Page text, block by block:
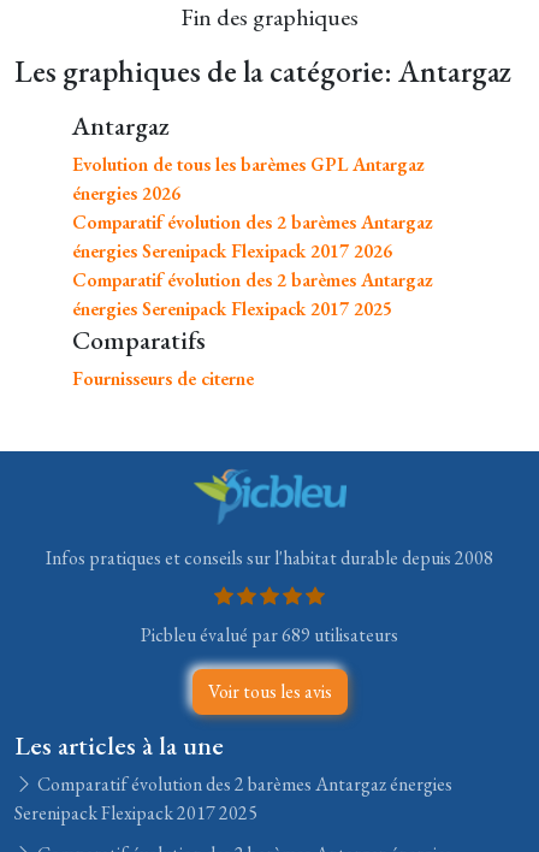
Fin des graphiques
Les graphiques de la catégorie: Antargaz
Antargaz
Evolution de tous les barèmes GPL Antargaz
énergies 2026
Comparatif évolution des 2 barèmes Antargaz
énergies Serenipack Flexipack 2017 2026
Comparatif évolution des 2 barèmes Antargaz
énergies Serenipack Flexipack 2017 2025
Comparatifs
Fournisseurs de citerne
Infos pratiques et conseils sur l'habitat durable depuis 2008
Picbleu évalué par 689 utilisateurs
Voir tous les avis
Les articles à la une
Comparatif évolution des 2 barèmes Antargaz énergies
Serenipack Flexipack 2017 2025